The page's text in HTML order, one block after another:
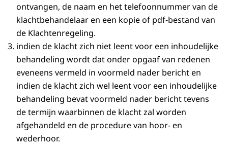
ontvangen, de naam en het telefoonnummer van de
klachtbehandelaar en een kopie of pdf-bestand van
de Klachtenregeling.
indien de klacht zich niet leent voor een inhoudelijke
behandeling wordt dat onder opgaaf van redenen
eveneens vermeld in voormeld nader bericht en
indien de klacht zich wel leent voor een inhoudelijke
behandeling bevat voormeld nader bericht tevens
de termijn waarbinnen de klacht zal worden
afgehandeld en de procedure van hoor- en
wederhoor.